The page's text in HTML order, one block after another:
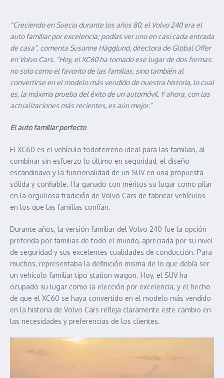
“Creciendo en Suecia durante los años 80, el Volvo 240 era el
auto familiar por excelencia; podías ver uno en casi cada entrada
de casa”, comenta Susanne Hägglund, directora de Global Offer
en Volvo Cars. “Hoy, el XC60 ha tomado ese lugar de dos formas:
no solo como el favorito de las familias, sino también al
convertirse en el modelo más vendido de nuestra historia, lo cual
es, la máxima prueba del éxito de un automóvil. Y ahora, con las
actualizaciones más recientes, es aún mejor.”
El auto familiar perfecto
El XC60 es el vehículo todoterreno ideal para las familias, al
combinar sin esfuerzo lo último en seguridad, el diseño
escandinavo y la funcionalidad de un SUV en una propuesta
sólida y confiable. Ha ganado con méritos su lugar como pilar
en la orgullosa tradición de Volvo Cars de fabricar vehículos
en los que las familias confían.
Durante años, la versión familiar del Volvo 240 fue la opción
preferida por familias de todo el mundo, apreciada por su nivel
de seguridad y sus excelentes cualidades de conducción. Para
muchos, representaba la definición misma de lo que debía ser
un vehículo familiar tipo station wagon. Hoy, el SUV ha
ocupado su lugar como la elección por excelencia, y el hecho
de que el XC60 se haya convertido en el modelo más vendido
en la historia de Volvo Cars refleja claramente este cambio en
las necesidades y preferencias de los clientes.